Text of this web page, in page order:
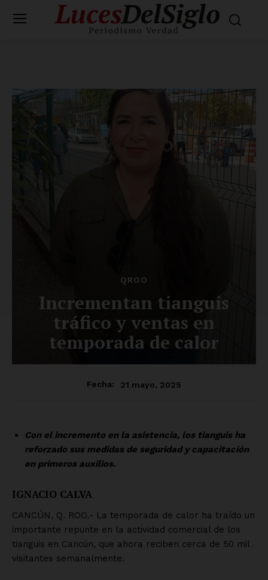
QROO
Incrementan tianguis
tráfico y ventas en
temporada de calor
Fecha: 21 mayo, 2025
Con el incremento en la asistencia, los tianguis ha
reforzado sus medidas de seguridad y capacitación
en primeros auxilios.
IGNACIO CALVA
CANCÚN, Q. ROO.- La temporada de calor ha traído un
importante repunte en la actividad comercial de los
tianguis en Cancún, que ahora reciben cerca de 50 mil
visitantes semanalmente.